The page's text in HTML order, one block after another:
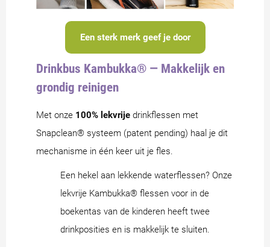
Een sterk merk geef je door
Drinkbus Kambukka® — Makkelijk en
grondig reinigen
Met onze 100% lekvrije drinkflessen met
Snapclean® systeem (patent pending) haal je dit
mechanisme in één keer uit je fles.
Een hekel aan lekkende waterflessen? Onze
lekvrije Kambukka® flessen voor in de
boekentas van de kinderen heeft twee
drinkposities en is makkelijk te sluiten.